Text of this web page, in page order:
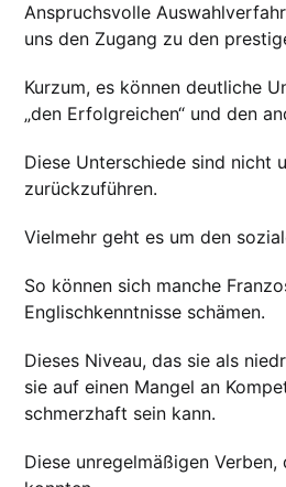
Anspruchsvolle
uns den Zugang zu den
Kurzum, es können deutliche
„den Erfolgreichen“ und den
Diese Unterschiede sind nicht
zurückzuführen.
Vielmehr geht es um den
So können sich manche
Englischkenntnisse schämen.
Dieses Niveau, das sie als
sie auf einen Mangel an
schmerzhaft sein kann.
Diese unregelmäßigen